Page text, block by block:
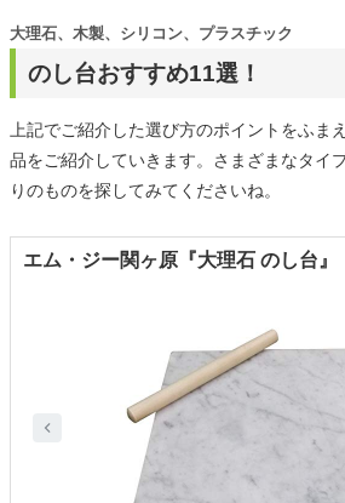
のし台おすすめ11選！
大理石、木製、シリコン、プラスチック
上記でご紹介した選び方のポイントをふま
品をご紹介していきます。さまざまなタイ
りのものを探してみてくださいね。
エム・ジー関ヶ原『大理石 のし台』